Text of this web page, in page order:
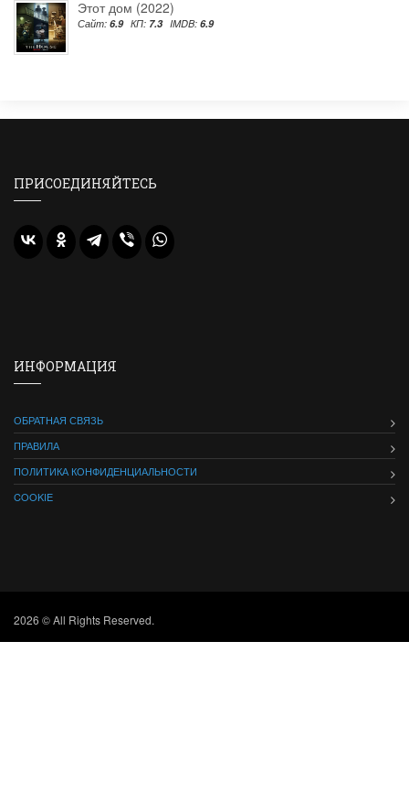
Этот дом (2022)
Сайт: 6.9 КП: 7.3 IMDB: 6.9
ПРИСОЕДИНЯЙТЕСЬ
ИНФОРМАЦИЯ
ОБРАТНАЯ СВЯЗЬ
ПРАВИЛА
ПОЛИТИКА КОНФИДЕНЦИАЛЬНОСТИ
COOKIE
2026 © All Rights Reserved.